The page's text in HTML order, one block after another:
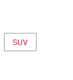
SUV